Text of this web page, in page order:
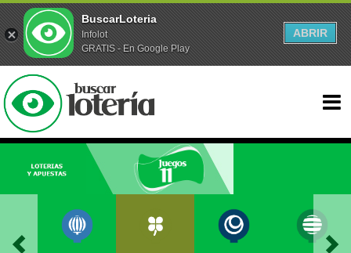
BuscarLoteria
Infolot
GRATIS - En Google Play
ABRIR